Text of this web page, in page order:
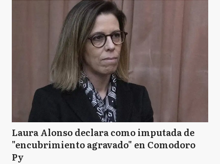
Laura Alonso declara como imputada de
"encubrimiento agravado" en Comodoro
Py